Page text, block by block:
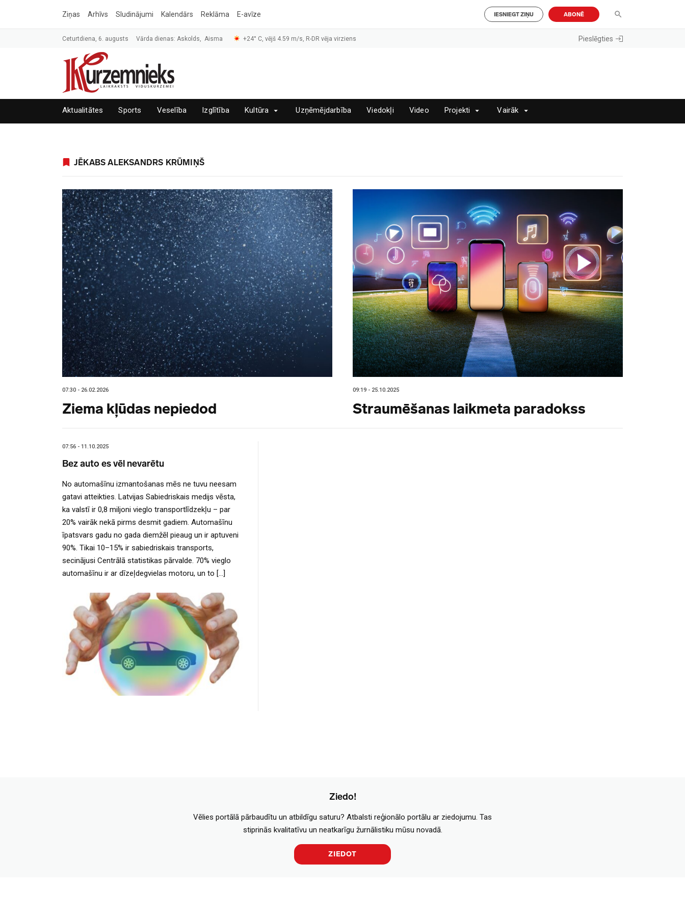
Ziņas Arhīvs Sludinājumi Kalendārs Reklāma E-avīze IESNIEGT ZIŅU ABONĒ
Ceturtdiena, 6. augusts Vārda dienas: Askolds, Aisma +24° C, vējš 4.59 m/s, R-DR vēja virziens Pieslēgties
Aktualitātes Sports Veselība Izglītība Kultūra Uzņēmējdarbība Viedokļi Video Projekti Vairāk
JĒKABS ALEKSANDRS KRŪMIŅŠ
07:30 - 26.02.2026
Ziema kļūdas nepiedod
09:19 - 25.10.2025
Straumēšanas laikmeta paradokss
07:56 - 11.10.2025
Bez auto es vēl nevarētu
No automašīnu izmantošanas mēs ne tuvu neesam
gatavi atteikties. Latvijas Sabiedriskais medijs vēsta,
ka valstī ir 0,8 miljoni vieglo transportlīdzekļu – par
20% vairāk nekā pirms desmit gadiem. Automašīnu
īpatsvars gadu no gada diemžēl pieaug un ir aptuveni
90%. Tikai 10–15% ir sabiedriskais transports,
secinājusi Centrālā statistikas pārvalde. 70% vieglo
automašīnu ir ar dīzeļdegvielas motoru, un to […]
Ziedo!
Vēlies portālā pārbaudītu un atbildīgu saturu? Atbalsti reģionālo portālu ar ziedojumu. Tas
stiprinās kvalitatīvu un neatkarīgu žurnālistiku mūsu novadā.
ZIEDOT